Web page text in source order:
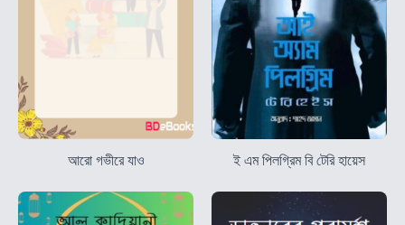
আরো গভীরে যাও ই এম পিলগ্রিম বি টেরি হায়েস